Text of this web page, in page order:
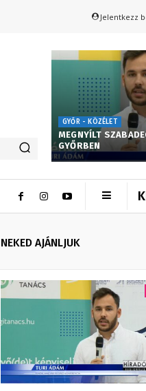
Jelentkezz
GYŐR - KÖZÉLET
MEGNYÍLT
GYŐRBEN
NEKED AJÁNLJUK